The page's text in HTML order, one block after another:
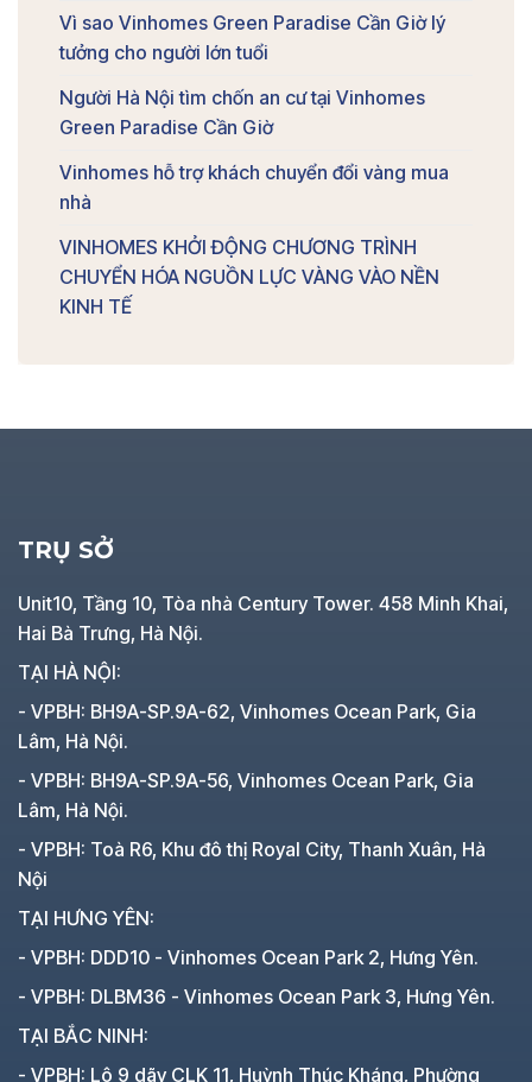
Vì sao Vinhomes Green Paradise Cần Giờ lý
tưởng cho người lớn tuổi
Người Hà Nội tìm chốn an cư tại Vinhomes
Green Paradise Cần Giờ
Vinhomes hỗ trợ khách chuyển đổi vàng mua
nhà
VINHOMES KHỞI ĐỘNG CHƯƠNG TRÌNH
CHUYỂN HÓA NGUỒN LỰC VÀNG VÀO NỀN
KINH TẾ
TRỤ SỞ
Unit10, Tầng 10, Tòa nhà Century Tower. 458 Minh Khai,
Hai Bà Trưng, Hà Nội.
TẠI HÀ NỘI:
- VPBH: BH9A-SP.9A-62, Vinhomes Ocean Park, Gia
Lâm, Hà Nội.
- VPBH: BH9A-SP.9A-56, Vinhomes Ocean Park, Gia
Lâm, Hà Nội.
- VPBH: Toà R6, Khu đô thị Royal City, Thanh Xuân, Hà
Nội
TẠI HƯNG YÊN:
- VPBH: DDD10 - Vinhomes Ocean Park 2, Hưng Yên.
- VPBH: DLBM36 - Vinhomes Ocean Park 3, Hưng Yên.
TẠI BẮC NINH:
- VPBH: Lô 9 dãy CLK 11, Huỳnh Thúc Kháng, Phường